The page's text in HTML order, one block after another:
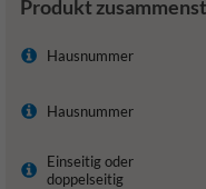
Produkt
Hausnummer
Hausnummer
Einseitig oder
doppelseitig